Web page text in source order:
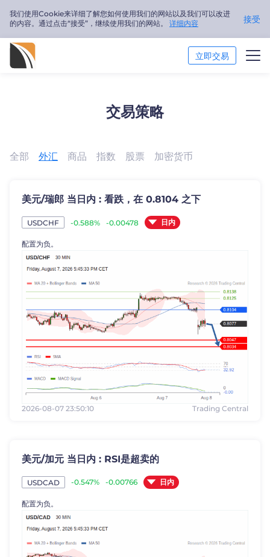
我们使用Cookie来详细了解您如何使用我们的网站以及我们可以改进
的内容。通过点击“接受”，继续使用我们的网站。 详细内容 接受
立即交易
关于我们
交易策略
全部 外汇 商品 指数 股票 加密货币
美元/瑞郎 当日内 : 看跌，在 0.8104 之下
USDCHF -0.588% -0.00478 日内
配置为负。
2026-08-07 23:50:10 Trading Central
美元/加元 当日内 : RSI是超卖的
USDCAD -0.547% -0.00766 日内
配置为负。